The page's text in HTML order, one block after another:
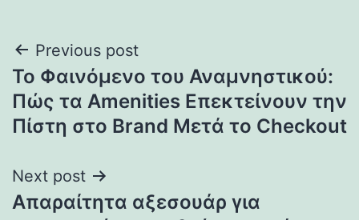
Post
navigation
Previous post
Το Φαινόμενο του Αναμνηστικού:
Πώς τα Amenities Επεκτείνουν την
Πίστη στο Brand Μετά το Checkout
Next post
Απαραίτητα αξεσουάρ για